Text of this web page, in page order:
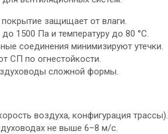
защищает от влаги.
1500 Па и температуру до 80 °C.
соединения минимизируют утечки.
СП по огнестойкости.
сложной формы.
воздуха, конфигурация трассы).
не выше 6–8 м/с.